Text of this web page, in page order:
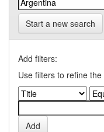
Start a new search
Add filters:
Use filters to refine